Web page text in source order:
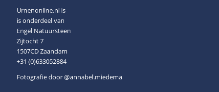
Urnenonline.nl is
is onderdeel van
Engel Natuursteen
Zijtocht 7
1507CD Zaandam
+31 (0)633052884
Fotografie door@annabel.miedema